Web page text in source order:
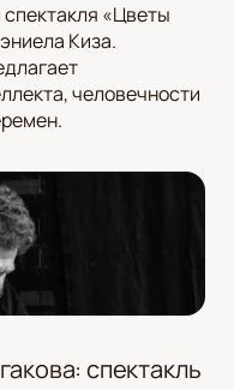
«Цветы
Киза.
человечности
спектакль